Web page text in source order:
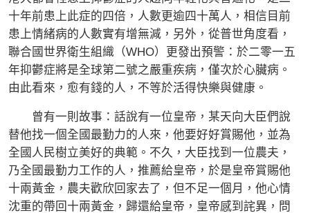
十年前患上此症的四倍，人數更逾四十萬人，相信目前
患上情緒病的人數實有增無減，另外，從普世角度看，
聯合國世界衛生組織（WHO）更發出預警：於二零一五
年抑鬱症將是全球第二號之嚴重疾病，僅次於心臟病。
由此看來，愈有錢的人，不等於活得快樂與健康。
曾有一則故事：話說有一位皇帝，某天向大臣們說
替他找一個全國最勤力的人來，他要好好賞賜他，並為
全國人民樹立美好的典範。不久，大臣找到一位農夫，
乃全國最勤力工作的人，推薦給皇帝，於是皇帝賞賜他
十兩黃金，農夫歡欣回家去了，但不足一個月，他心情
沈重的帶回十兩黃金，歸還給皇帝，皇帝感到詫異，問